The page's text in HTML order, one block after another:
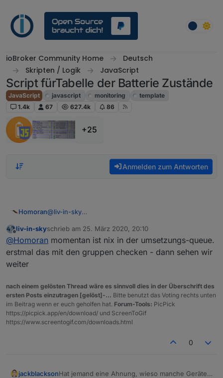
ioBroker Community Home
Deutsch
Skripten / Logik
JavaScript
Script fürTabelle der Batterie Zustände
JavaScript javascript monitoring
template
1.4k
67 627.4k 86
+25
Anmelden zum Antworten
Homoran@liv-in-sky
da wollte einer doch dieechte HM-IP noch
umgesetzt bekommen.
der meint Accesspoint - also cloud-Anbindung
Offline
liv-in-skyschrieb am 25. März 2020, 20:10
zuletzt editiert von
@Homoran momentan ist nix in der umsetzungs-queue.
erstmal das mit den gruppen checken - dann sehen wir
weiter
nach einem gelösten Thread wäre es sinnvoll dies in der Überschrift des
ersten Posts einzutragen [gelöst]-... Bitte benutzt das Voting rechts unten
im Beitrag wenn er euch geholfen hat. Forum-Tools: PicPick
https://picpick.app/en/download/ und ScreenToGif
https://www.screentogif.com/downloads.html
0
jackblacksonHat jemand eine Ahnung, wieso manche Geräte